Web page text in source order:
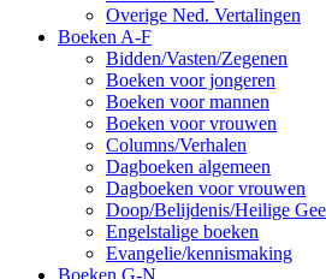
Overige Ned. Vertalingen
Boeken A-F
Bidden/Vasten/Zegenen
Boeken voor jongeren
Boeken voor mannen
Boeken voor vrouwen
Columns/Verhalen
Dagboeken algemeen
Dagboeken voor vrouwen
Doop/Belijdenis/Heilige
Engelstalige boeken
Evangelie/kennismaking
Boeken G-N